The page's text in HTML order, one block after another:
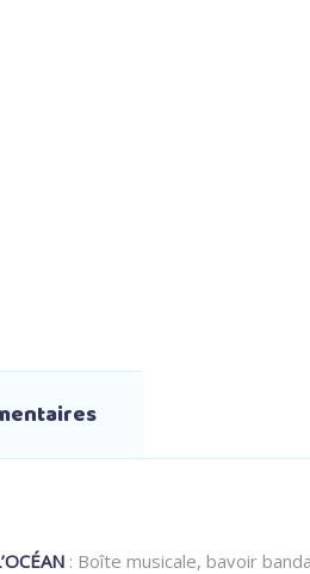
: Boîte musicale, bavoir